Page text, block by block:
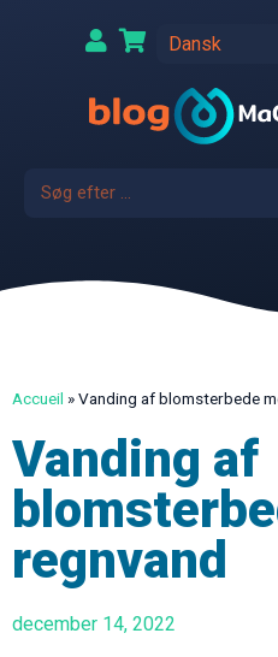
Dansk
Accueil »Vanding af blomsterbede
Vanding af
regnvand
december 14, 2022